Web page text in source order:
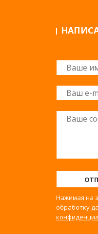
Нажимая на
обработку